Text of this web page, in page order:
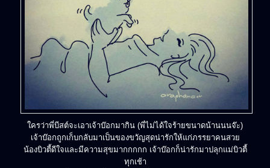
ใครว่าพี่บีสต์จะเอาเจ้าบ๊อกมากิน (พี่ไม่ได้ใจร้ายขนาดน้านนนจ๊ะ)
เจ้าบ๊อกถูกเก็บกลับมาเป็นของขวัญสุดน่ารักให้แก่ภรรยาคนสวย
น้องบิวตี้ดีใจและมีความสุขมากกกกก เจ้าบ๊อกก็น่ารักมาปลุกแม่บิวตี้
ทุกเช้า